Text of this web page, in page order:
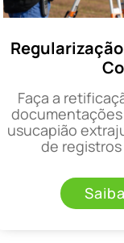
Faça a
usucapião
de